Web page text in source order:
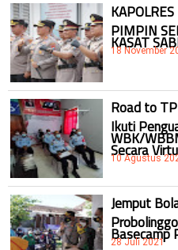
PIMPIN
KASAT
18 November
Road to
Ikuti
WBK/
Secara
10 Agustus
Jemput
Basecamp
28 Juli 2021